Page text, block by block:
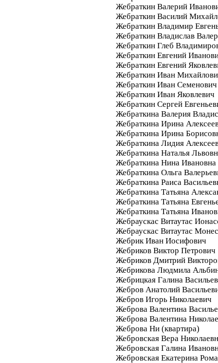
Жебраткин Валерий
Жебраткин Василий
Жебраткин Владимир
Жебраткин Владислав
Жебраткин Глеб
Жебраткин Евгений
Жебраткин Евгений
Жебраткин Иван
Жебраткин Иван Семенович
Жебраткин Иван Яковлевич
Жебраткин Сергей
Жебраткина Валерия
Жебраткина Ирина
Жебраткина Ирина
Жебраткина Лидия
Жебраткина Наталья
Жебраткина Нина Ивановна
Жебраткина Ольга
Жебраткина Раиса
Жебраткина Татьяна
Жебраткина Татьяна
Жебраткина Татьяна
Жебраускас Витаутас
Жебраускас Витаутас
Жебрик Иван Иосифович
Жебриков Виктор Петрович
Жебриков Дмитрий
Жебрикова Людмила
Жебрицкая Галина
Жебров Анатолий
Жебров Игорь Николаевич
Жеброва Валентина
Жеброва Валентина
Жеброва Ни (квартира)
Жебровская Вера
Жебровская Галина
Жебровская Екатерина